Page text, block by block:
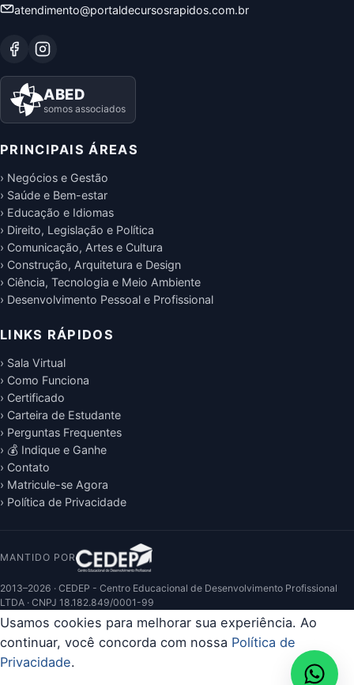
atendimento@portaldecursosrapidos.com.br
ABED
somos associados
PRINCIPAIS ÁREAS
› Negócios e Gestão
› Saúde e Bem-estar
› Educação e Idiomas
› Direito, Legislação e Política
› Comunicação, Artes e Cultura
› Construção, Arquitetura e Design
› Ciência, Tecnologia e Meio Ambiente
› Desenvolvimento Pessoal e Profissional
LINKS RÁPIDOS
› Sala Virtual
› Como Funciona
› Certificado
› Carteira de Estudante
› Perguntas Frequentes
› 💰 Indique e Ganhe
› Contato
› Matricule-se Agora
› Política de Privacidade
MANTIDO POR
2013–2026 · CEDEP - Centro Educacional de Desenvolvimento Profissional
LTDA · CNPJ 18.182.849/0001-99
Usamos cookies para melhorar sua experiência. Ao
continuar, você concorda com nossa Política de
Privacidade.